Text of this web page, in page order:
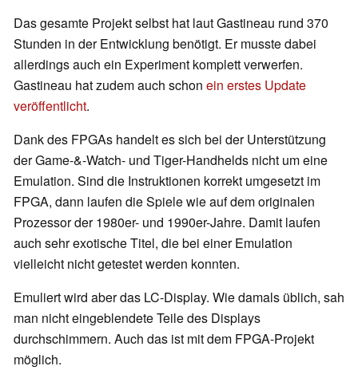
Das gesamte Projekt selbst hat laut Gastineau rund 370
Stunden in der Entwicklung benötigt. Er musste dabei
allerdings auch ein Experiment komplett verwerfen.
Gastineau hat zudem auch schon ein erstes Update
veröffentlicht.
Dank des FPGAs handelt es sich bei der Unterstützung
der Game-&-Watch- und Tiger-Handhelds nicht um eine
Emulation. Sind die Instruktionen korrekt umgesetzt im
FPGA, dann laufen die Spiele wie auf dem originalen
Prozessor der 1980er- und 1990er-Jahre. Damit laufen
auch sehr exotische Titel, die bei einer Emulation
vielleicht nicht getestet werden konnten.
Emuliert wird aber das LC-Display. Wie damals üblich, sah
man nicht eingeblendete Teile des Displays
durchschimmern. Auch das ist mit dem FPGA-Projekt
möglich.